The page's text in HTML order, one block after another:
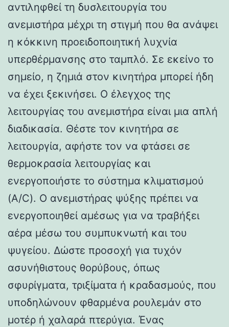
αντιληφθεί τη δυσλειτουργία του
ανεμιστήρα μέχρι τη στιγμή που θα ανάψει
η κόκκινη προειδοποιητική λυχνία
υπερθέρμανσης στο ταμπλό. Σε εκείνο το
σημείο, η ζημιά στον κινητήρα μπορεί ήδη
να έχει ξεκινήσει. Ο έλεγχος της
λειτουργίας του ανεμιστήρα είναι μια απλή
διαδικασία. Θέστε τον κινητήρα σε
λειτουργία, αφήστε τον να φτάσει σε
θερμοκρασία λειτουργίας και
ενεργοποιήστε το σύστημα κλιματισμού
(A/C). Ο ανεμιστήρας ψύξης πρέπει να
ενεργοποιηθεί αμέσως για να τραβήξει
αέρα μέσω του συμπυκνωτή και του
ψυγείου. Δώστε προσοχή για τυχόν
ασυνήθιστους θορύβους, όπως
σφυρίγματα, τριξίματα ή κραδασμούς, που
υποδηλώνουν φθαρμένα ρουλεμάν στο
μοτέρ ή χαλαρά πτερύγια. Ένας